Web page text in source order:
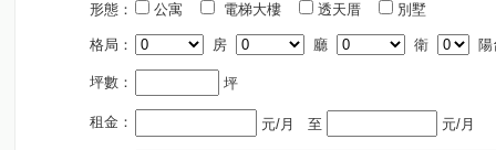
形態： 公寓 電梯大樓 透天厝 別墅
格局： 房 廳 衛 陽
坪數： 坪
租金： 元/月 至 元/月